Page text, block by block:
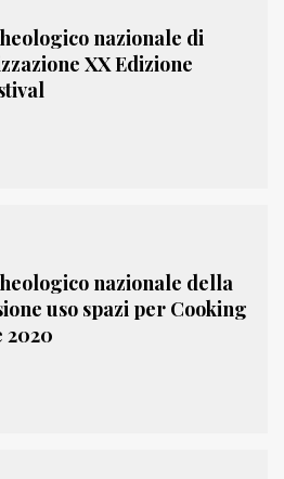
nazionale di
XX Edizione
nazionale della
uso spazi per Cooking
2020